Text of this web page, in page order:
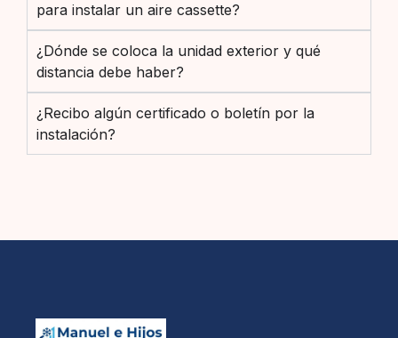
para instalar un aire cassette?
¿Dónde se coloca la unidad exterior y qué
distancia debe haber?
¿Recibo algún certificado o boletín por la
instalación?